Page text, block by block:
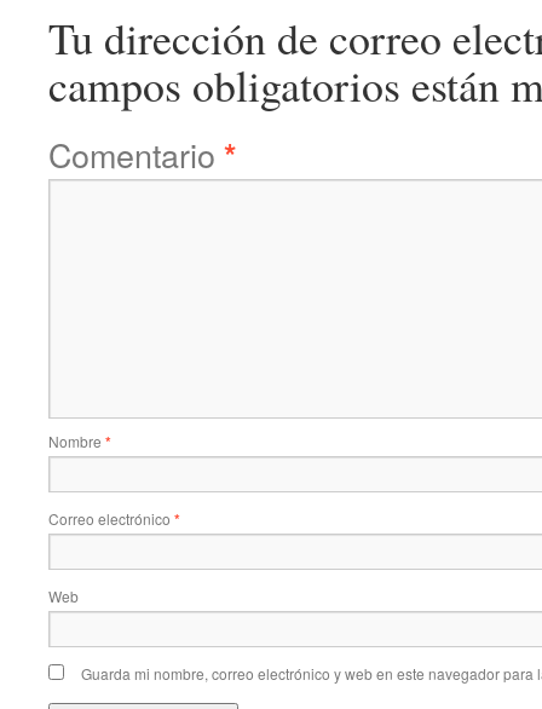
Tu dirección de correo
campos obligatorios están
Comentario *
Nombre *
Correo electrónico *
Web
Guarda mi nombre, correo electrónico y web en este navegador para